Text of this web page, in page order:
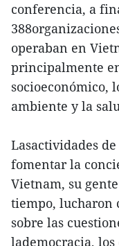
conferencia, a
operaban en
principalmente
socioeconómico,
ambiente y la
Lasactividades
fomentar la
Vietnam, su
tiempo, lucharon
sobre las
lademocracia, los